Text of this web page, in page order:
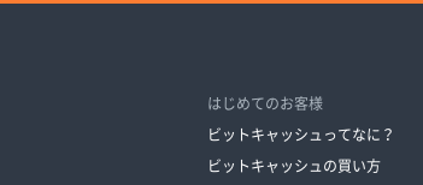
はじめてのお客様
ビットキャッシュってなに？
ビットキャッシュの買い方